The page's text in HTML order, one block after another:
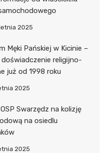
2025
Męki Pańskiej w Kicinie –
doświadczenie religijno-
już od 1998 roku
2025
Swarzędz na kolizję
na osiedlu
2025